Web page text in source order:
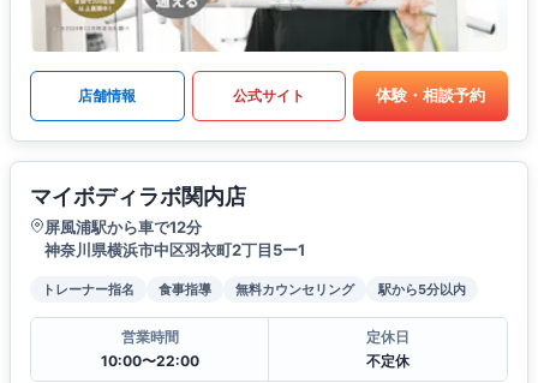
店舗情報 公式サイト 体験・相談予約
マイボディラボ関内店
屏風浦駅から車で12分
神奈川県横浜市中区羽衣町2丁目5ー1
トレーナー指名 食事指導 無料カウンセリング 駅から5分以内
営業時間
10:00〜22:00
定休日
不定休